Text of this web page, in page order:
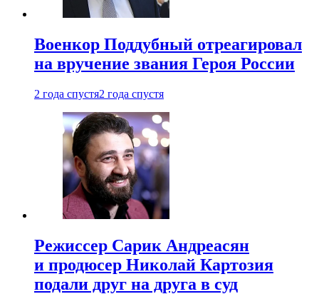
Военкор Поддубный отреагировал
на вручение звания Героя России
2 года спустя2 года спустя
Режиссер Сарик Андреасян
и продюсер Николай Картозия
подали друг на друга в суд